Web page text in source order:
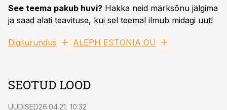
See teema pakub huvi? Hakka neid märksõnu jälgima
ja saad alati teavituse, kui sel teemal ilmub midagi uut!
Digiturundus ALEPH ESTONIA OÜ
SEOTUD LOOD
UUDISED26.04.21, 10:32